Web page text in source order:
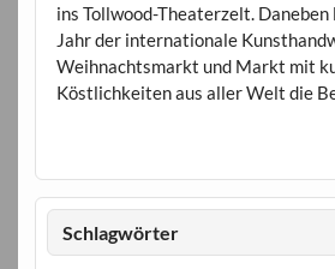
ins Tollwood-Theaterzelt.
Jahr der internationale
Weihnachtsmarkt und Markt mit
Köstlichkeiten aus aller Welt die
Schlagwörter